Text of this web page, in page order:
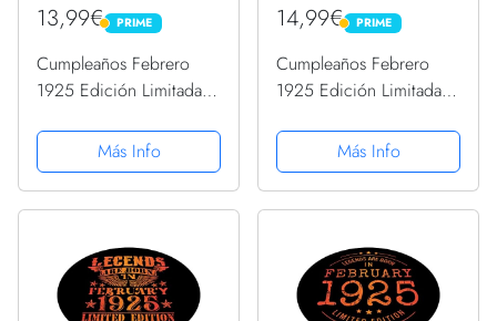
13,99€ PRIME
PRIME
Cumpleaños Febrero
1925 Edición Limitada
PopSockets PopGrip
Intercambiable
Más Info
14,99€ PRIME
PRIME
Cumpleaños Febrero
1925 Edición Limitada
PopSockets PopGrip
Intercambiable
Más Info